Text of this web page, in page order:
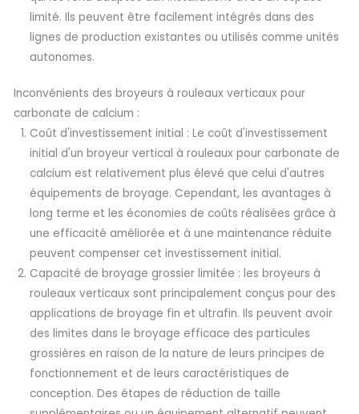
limité. Ils peuvent être facilement intégrés dans des
lignes de production existantes ou utilisés comme unités
autonomes.
Inconvénients des broyeurs à rouleaux verticaux pour
carbonate de calcium :
Coût d'investissement initial : Le coût d'investissement
initial d'un broyeur vertical à rouleaux pour carbonate de
calcium est relativement plus élevé que celui d'autres
équipements de broyage. Cependant, les avantages à
long terme et les économies de coûts réalisées grâce à
une efficacité améliorée et à une maintenance réduite
peuvent compenser cet investissement initial.
Capacité de broyage grossier limitée : les broyeurs à
rouleaux verticaux sont principalement conçus pour des
applications de broyage fin et ultrafin. Ils peuvent avoir
des limites dans le broyage efficace des particules
grossières en raison de la nature de leurs principes de
fonctionnement et de leurs caractéristiques de
conception. Des étapes de réduction de taille